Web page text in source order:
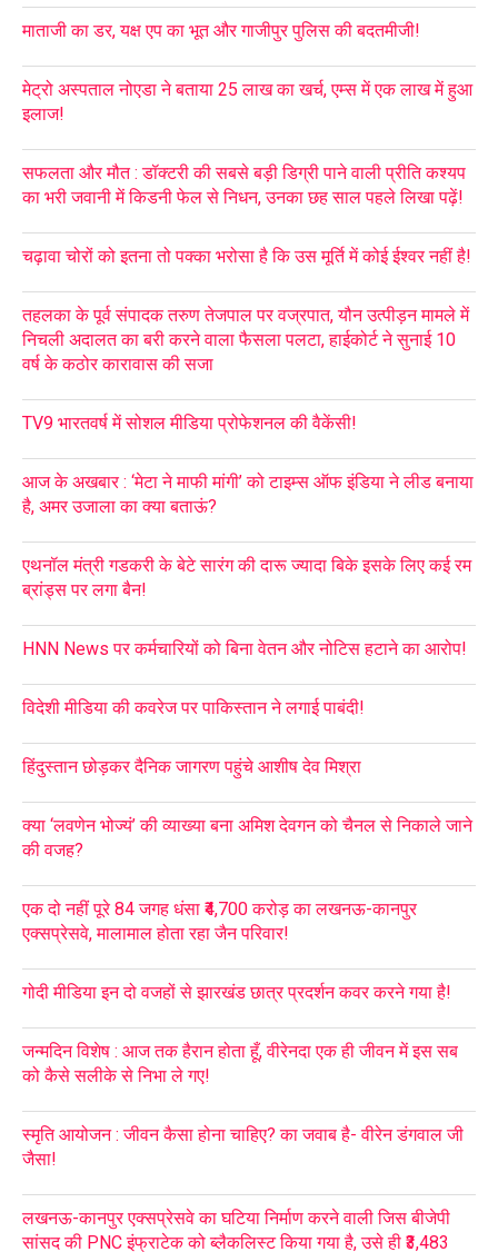
माताजी का डर, यक्ष एप का भूत और गाजीपुर पुलिस की बदतमीजी!
मेट्रो अस्पताल नोएडा ने बताया 25 लाख का खर्च, एम्स में एक लाख में हुआ
इलाज!
सफलता और मौत : डॉक्टरी की सबसे बड़ी डिग्री पाने वाली प्रीति कश्यप
का भरी जवानी में किडनी फेल से निधन, उनका छह साल पहले लिखा पढ़ें!
चढ़ावा चोरों को इतना तो पक्का भरोसा है कि उस मूर्ति में कोई ईश्वर नहीं है!
तहलका के पूर्व संपादक तरुण तेजपाल पर वज्रपात, यौन उत्पीड़न मामले में
निचली अदालत का बरी करने वाला फैसला पलटा, हाईकोर्ट ने सुनाई 10
वर्ष के कठोर कारावास की सजा
TV9 भारतवर्ष में सोशल मीडिया प्रोफेशनल की वैकेंसी!
आज के अखबार : ‘मेटा ने माफी मांगी’ को टाइम्स ऑफ इंडिया ने लीड बनाया
है, अमर उजाला का क्या बताऊं?
एथनॉल मंत्री गडकरी के बेटे सारंग की दारू ज्यादा बिके इसके लिए कई रम
ब्रांड्स पर लगा बैन!
HNN News पर कर्मचारियों को बिना वेतन और नोटिस हटाने का आरोप!
विदेशी मीडिया की कवरेज पर पाकिस्तान ने लगाई पाबंदी!
हिंदुस्तान छोड़कर दैनिक जागरण पहुंचे आशीष देव मिश्रा
क्या ‘लवणेन भोज्यं’ की व्याख्या बना अमिश देवगन को चैनल से निकाले जाने
की वजह?
एक दो नहीं पूरे 84 जगह धंसा ₹4,700 करोड़ का लखनऊ-कानपुर
एक्सप्रेसवे, मालामाल होता रहा जैन परिवार!
गोदी मीडिया इन दो वजहों से झारखंड छात्र प्रदर्शन कवर करने गया है!
जन्मदिन विशेष : आज तक हैरान होता हूँ, वीरेनदा एक ही जीवन में इस सब
को कैसे सलीके से निभा ले गए!
स्मृति आयोजन : जीवन कैसा होना चाहिए? का जवाब है- वीरेन डंगवाल जी
जैसा!
लखनऊ-कानपुर एक्सप्रेसवे का घटिया निर्माण करने वाली जिस बीजेपी
सांसद की PNC इंफ्राटेक को ब्लैकलिस्ट किया गया है, उसे ही ₹3,483